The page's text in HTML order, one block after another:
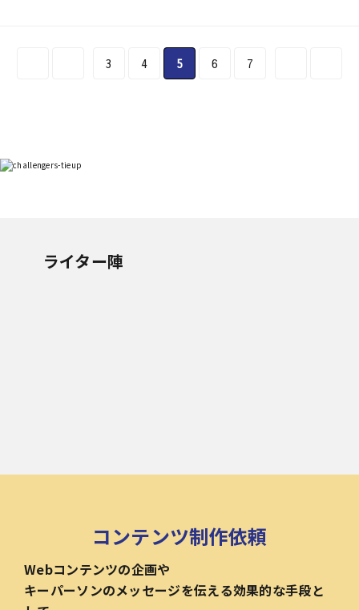
3 4 5 6 7
ライター陣
コンテンツ制作依頼
Webコンテンツの企画や
キーパーソンのメッセージを伝える効果的な手段と